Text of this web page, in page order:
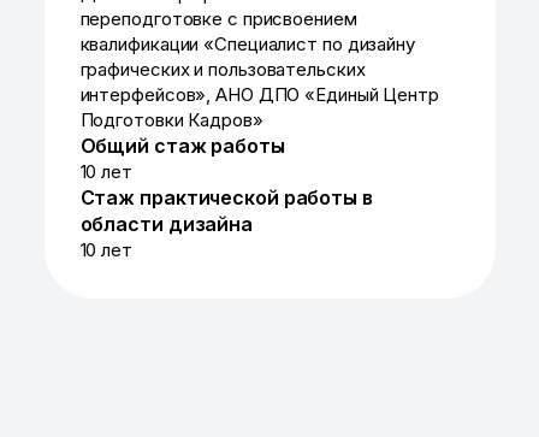
переподготовке с присвоением
квалификации «Специалист по дизайну
графических и пользовательских
интерфейсов», АНО ДПО «Единый Центр
Подготовки Кадров»
Общий стаж работы
10 лет
Cтаж практической работы в
области дизайна
10 лет